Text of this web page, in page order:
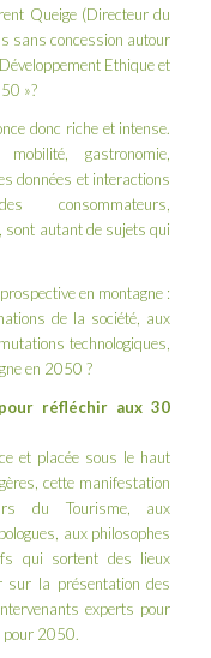
Queige (Directeur du
sans concession autour
Ethique et
»?
donc riche et intense.
gastronomie,
données et interactions
consommateurs,
sont autant de sujets qui
en montagne :
de la société, aux
technologiques,
en 2050 ?
réfléchir aux 30
et placée sous le haut
cette manifestation
du Tourisme, aux
aux philosophes
qui sortent des lieux
sur la présentation des
experts pour
pour 2050.